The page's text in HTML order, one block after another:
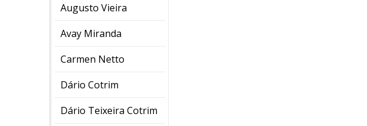
Augusto Vieira
Avay Miranda
Carmen Netto
Dário Cotrim
Dário Teixeira Cotrim